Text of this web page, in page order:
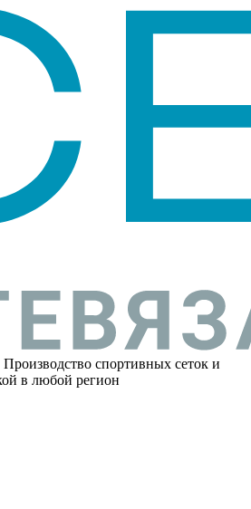
Производство спортивных сеток и
в любой регион